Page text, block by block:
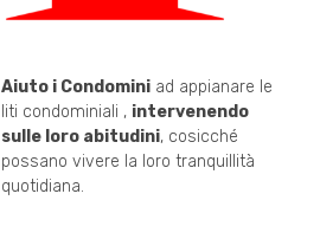
Aiuto i Condomini ad appianare le
liti condominiali , intervenendo
sulle loro abitudini, cosicché
possano vivere la loro tranquillità
quotidiana.